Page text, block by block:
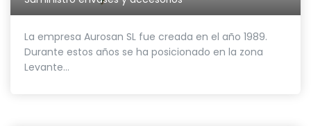
La empresa Aurosan SL fue creada en el año 1989.
Durante estos años se ha posicionado en la zona
Levante...